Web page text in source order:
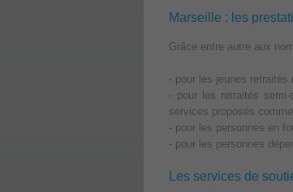
Marseille : les
Grâce entre autre aux
- pour les jeunes
- pour les retraités
services proposés
- pour les personnes en
- pour les personnes
Les services de